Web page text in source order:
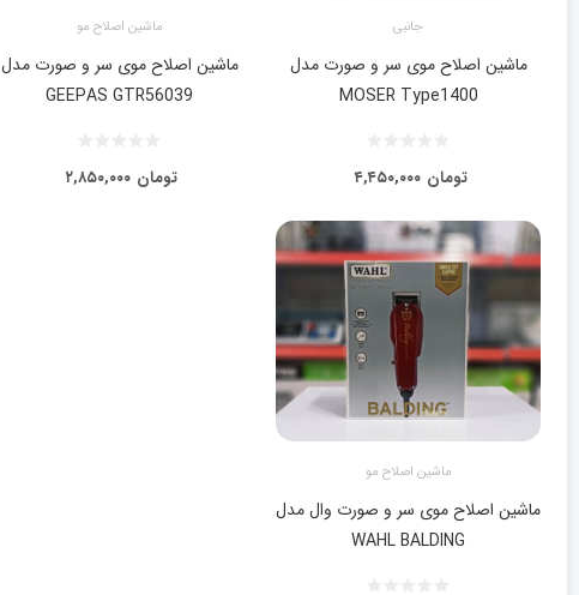
جانبی
ماشین اصلاح موی سر و صورت مدل
MOSER Type1400
۴,۴۵۰,۰۰۰ تومان
ماشین اصلاح مو
ماشین اصلاح موی سر و صورت مدل
GEEPAS GTR56039
۲,۸۵۰,۰۰۰ تومان
ماشین اصلاح مو
ماشین اصلاح موی سر و صورت وال مدل
WAHL BALDING